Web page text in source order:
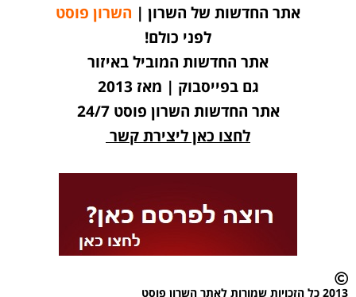
אתר החדשות של השרון | השרון פוסט
לפני כולם!
אתר החדשות המוביל באיזור
גם בפייסבוק | מאז 2013
אתר החדשות השרון פוסט 24/7
לחצו כאן ליצירת קשר
2013 כל הזכויות שמורות לאתר השרון פוסט